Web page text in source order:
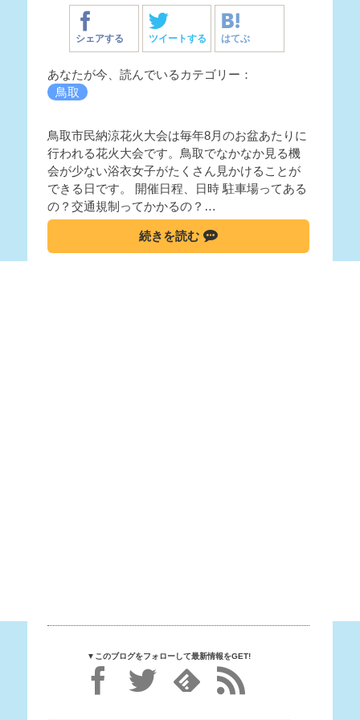
シェアする ツイートする はてぶ
あなたが今、読んでいるカテゴリー：
鳥取
鳥取市民納涼花火大会は毎年8月のお盆あたりに
行われる花火大会です。鳥取でなかなか見る機
会が少ない浴衣女子がたくさん見かけることが
できる日です。 開催日程、日時 駐車場ってある
の？交通規制ってかかるの？…
続きを読む
▼このブログをフォローして最新情報をGET!